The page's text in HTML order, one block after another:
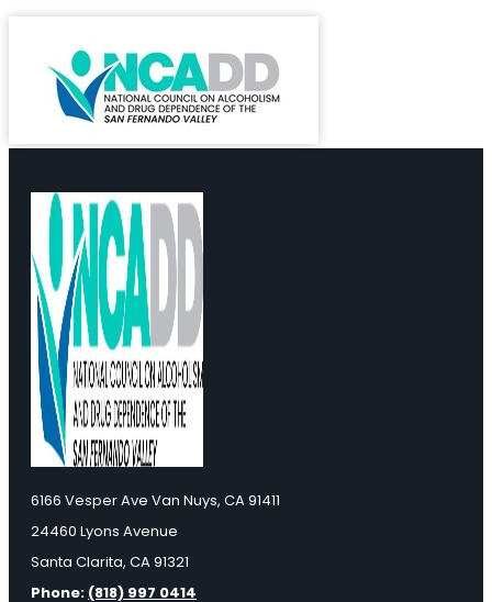
6166 Vesper Ave Van Nuys, CA 91411
24460 Lyons Avenue
Santa Clarita, CA 91321
Phone: (818) 997 0414